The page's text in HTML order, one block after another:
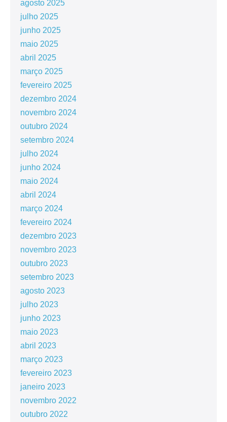
agosto 2025
julho 2025
junho 2025
maio 2025
abril 2025
março 2025
fevereiro 2025
dezembro 2024
novembro 2024
outubro 2024
setembro 2024
julho 2024
junho 2024
maio 2024
abril 2024
março 2024
fevereiro 2024
dezembro 2023
novembro 2023
outubro 2023
setembro 2023
agosto 2023
julho 2023
junho 2023
maio 2023
abril 2023
março 2023
fevereiro 2023
janeiro 2023
novembro 2022
outubro 2022